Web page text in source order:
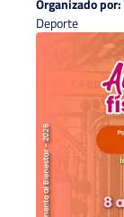
Deporte